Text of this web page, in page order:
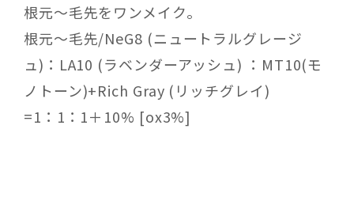
根元〜毛先をワンメイク。
根元〜毛先/NeG8 (ニュートラルグレージ
ュ)：LA10 (ラベンダーアッシュ) ：MT10(モ
ノトーン)+Rich Gray (リッチグレイ)
=1：1：1＋10% [ox3%]